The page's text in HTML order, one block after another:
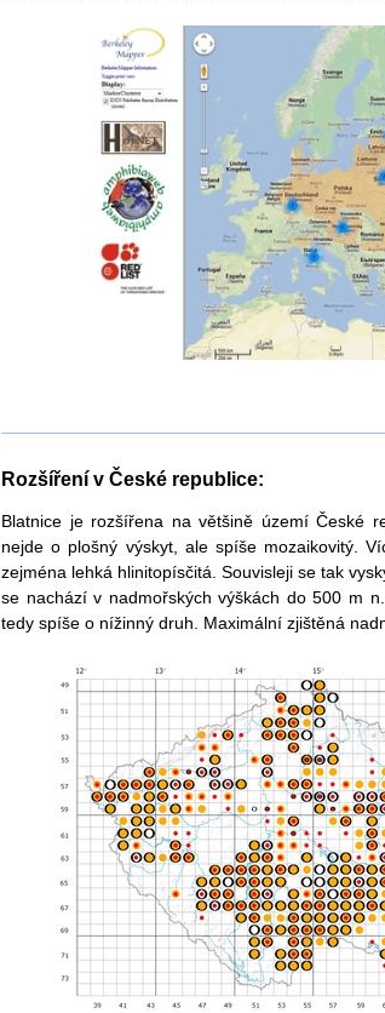
Rozšíření v České republice:
Blatnice je rozšířena na většině území České
nejde o plošný výskyt, ale spíše mozaikovitý.
zejména lehká hlinitopísčitá. Souvisleji se tak
se nachází v nadmořských výškách do 500 m
tedy spíše o nížinný druh. Maximální zjištěná